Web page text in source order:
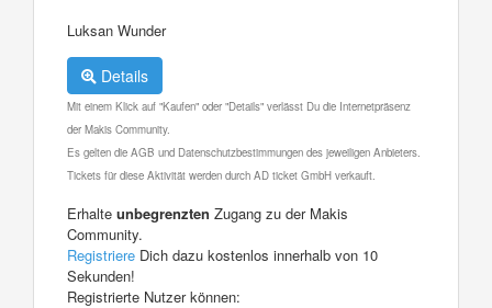
Luksan Wunder
Details
Mit einem Klick auf "Kaufen" oder "Details" verlässt Du die Internetpräsenz
der Makis Community.
Es gelten die AGB und Datenschutzbestimmungen des jeweiligen Anbieters.
Tickets für diese Aktivität werden durch AD ticket GmbH verkauft.
Erhalte unbegrenzten Zugang zu der Makis
Community.
Registriere Dich dazu kostenlos innerhalb von 10
Sekunden!
Registrierte Nutzer können: